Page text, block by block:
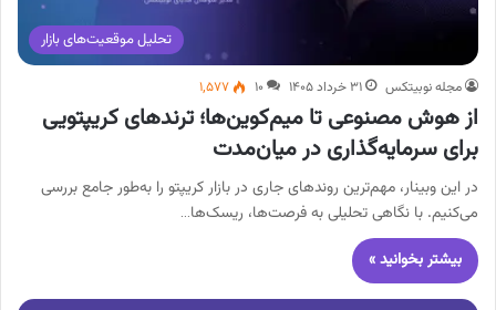
تحلیل موقعیت‌های بازار
مجله نوبیتکس ۳۱ خرداد ۱۴۰۵ ۱۰ ۱,۵۷۷
از هوش مصنوعی تا میم‌کوین‌ها؛ ترندهای کریپتویی
برای سرمایه‌گذاری در میان‌مدت
در این وبینار، مهم‌ترین روندهای جاری در بازار کریپتو را به‌طور جامع بررسی
می‌کنیم. با نگاهی تحلیلی به فرصت‌ها، ریسک‌ها…
بیشتر بخوانید »